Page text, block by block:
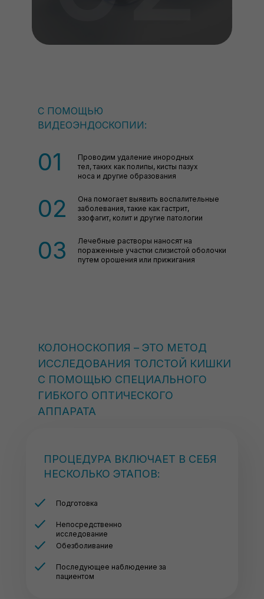
С ПОМОЩЬЮ
ВИДЕОЭНДОСКОПИИ:
Проводим удаление инородных
тел, таких как полипы, кисты пазух
носа и другие образования
01
Она помогает выявить воспалительные
заболевания, такие как гастрит,
эзофагит, колит и другие патологии
02
Лечебные растворы наносят на
пораженные участки слизистой оболочки
путем орошения или прижигания
03
КОЛОНОСКОПИЯ – ЭТО МЕТОД
ИССЛЕДОВАНИЯ ТОЛСТОЙ КИШКИ
С ПОМОЩЬЮ СПЕЦИАЛЬНОГО
ГИБКОГО ОПТИЧЕСКОГО
АППАРАТА
ПРОЦЕДУРА ВКЛЮЧАЕТ В СЕБЯ
НЕСКОЛЬКО ЭТАПОВ:
Подготовка
Непосредственно
исследование
Обезболивание
Последующее наблюдение за
пациентом